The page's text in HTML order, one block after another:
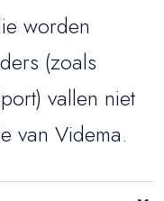
worden
(zoals
vallen niet
van Videma.